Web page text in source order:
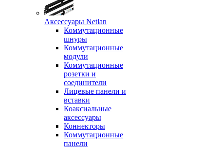
Аксессуары Netlan
Коммутационные
шнуры
Коммутационные
модули
Коммутационные
розетки и
соединители
Лицевые панели и
вставки
Коаксиальные
аксессуары
Коннекторы
Коммутационные
панели